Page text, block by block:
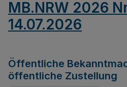
MB.NRW 2026
14.07.2026
Öffentliche
öffentliche Zustellung